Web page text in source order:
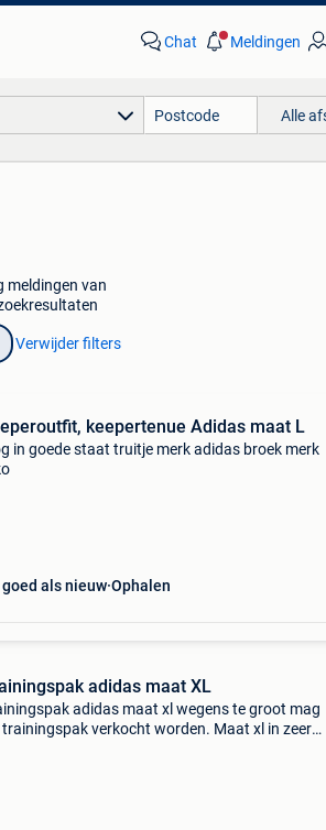
Chat Meldingen
Alle
meldingen van
Verwijder filters
keepertenue Adidas maat L
in goede staat truitje merk adidas broek merk
goed als nieuw Ophalen
adidas maat XL
adidas maat xl wegens te groot mag
verkocht worden. Maat xl in zeer